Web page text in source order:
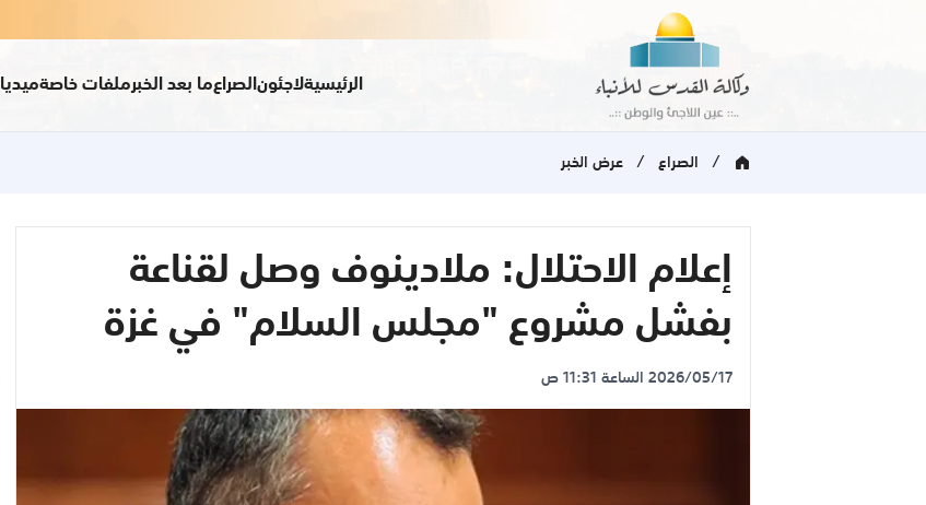
الرئيسيةلاجئون الصراعما بعد الخبرملفات خاصةميديا
/ الصراع / عرض الخبر
إعلام الاحتلال: ملادينوف وصل لقناعة
بفشل مشروع "مجلس السلام" في غزة
2026/05/17 الساعة 11:31 ص